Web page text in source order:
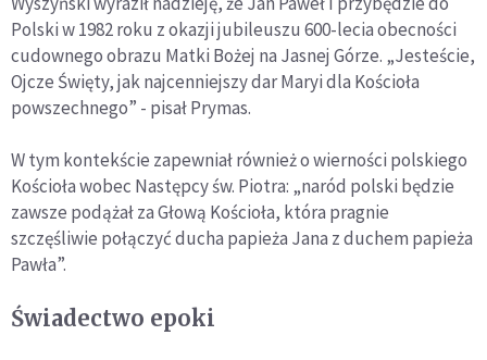
Polski w 1982 roku z okazji jubileuszu 600-lecia obecności
cudownego obrazu Matki Bożej na Jasnej Górze. „Jesteście,
Ojcze Święty, jak najcenniejszy dar Maryi dla Kościoła
powszechnego” - pisał Prymas.
W tym kontekście zapewniał również o wierności polskiego
Kościoła wobec Następcy św. Piotra: „naród polski będzie
zawsze podążał za Głową Kościoła, która pragnie
szczęśliwie połączyć ducha papieża Jana z duchem papieża
Pawła”.
Świadectwo epoki